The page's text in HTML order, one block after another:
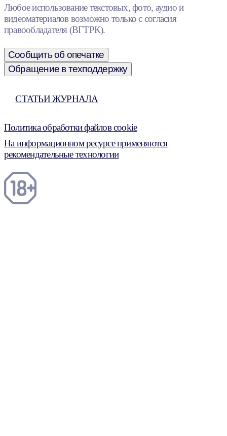
Любое использование текстовых, фото, аудио и
видеоматериалов возможно только с согласия
правообладателя (ВГТРК).
Сообщить об опечатке
Обращение в техподдержку
СТАТЬИ ЖУРНАЛА
Политика обработки файлов cookie
На информационном ресурсе применяются
рекомендательные технологии